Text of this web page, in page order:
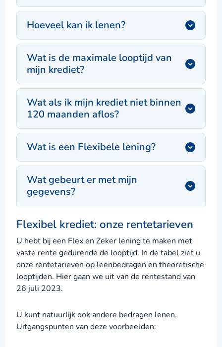
Hoeveel kan ik lenen?
Wat is de maximale looptijd van
mijn krediet?
Wat als ik mijn krediet niet binnen
120 maanden aflos?
Wat is een Flexibele lening?
Wat gebeurt er met mijn
gegevens?
Flexibel krediet: onze rentetarieven
U hebt bij een Flex en Zeker lening te maken met
vaste rente gedurende de looptijd. In de tabel ziet u
onze rentetarieven op leenbedragen en theoretische
looptijden. Hier gaan we uit van de rentestand van
26 juli 2023.
U kunt natuurlijk ook andere bedragen lenen.
Uitgangspunten van deze voorbeelden: